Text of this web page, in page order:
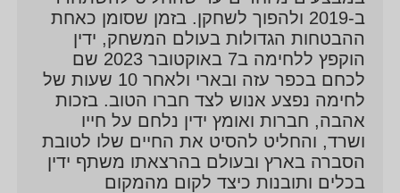
ב-2019 ולהפוך לשחקן. בזמן שסומן כאחת
ההבטחות הגדולות בעולם המשחק, ידין
הוקפץ ללחימה ב7 באוקטובר 2023 שם
לכחם בכפר עזה ובארי ולאחר 10 שעות של
לחימה נפצע אנוש לצד חברו הטוב. בזכות
אהבה, חברות ואומץ ידין נלחם על חייו
ושרד, והחליט להסיט את החיים שלו לטובת
הסברה בארץ ובעולם בהרצאתו משתף ידין
בכלים ותובנות כיצד לקום מהמקום